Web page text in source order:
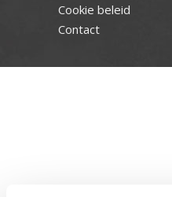
Cookie beleid
Contact